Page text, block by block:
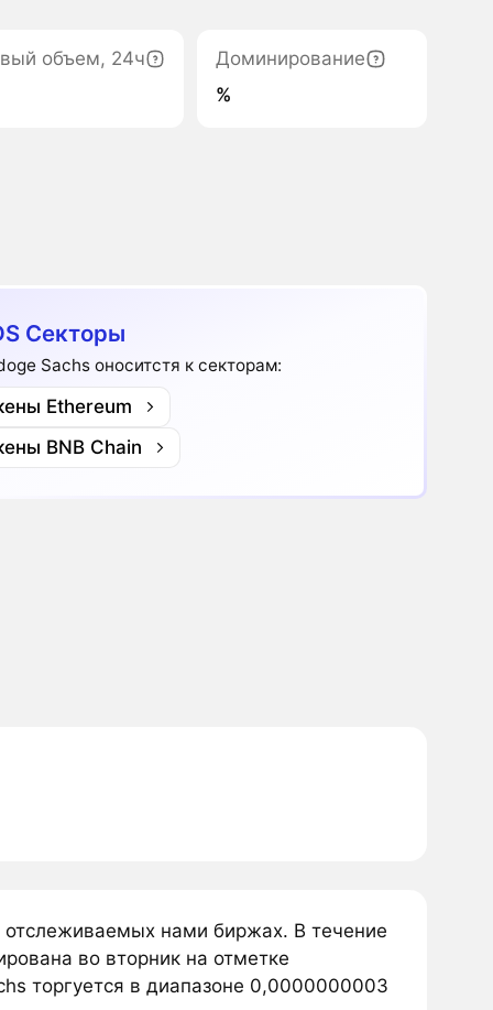
объем, 24ч
Доминирование
%
Секторы
Sachs оноситстя к секторам:
Ethereum
BNB Chain
нами биржах. В течение
во вторник на отметке
торгуется в диапазоне 0,0000000003